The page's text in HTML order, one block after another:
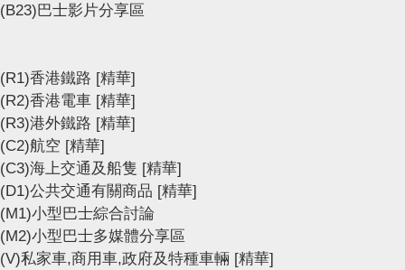
(B23)巴士影片分享區
(R1)香港鐵路 [精華]
(R2)香港電車 [精華]
(R3)港外鐵路 [精華]
(C2)航空 [精華]
(C3)海上交通及船隻 [精華]
(D1)公共交通有關商品 [精華]
(M1)小型巴士綜合討論
(M2)小型巴士多媒體分享區
(V)私家車,商用車,政府及特種車輛 [精華]